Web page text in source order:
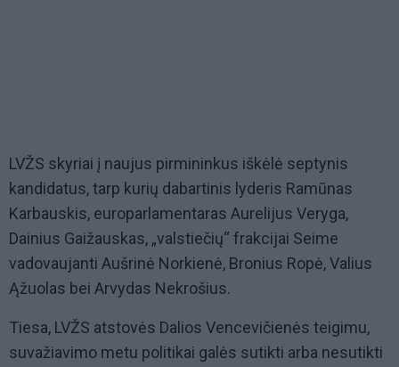
LVŽS skyriai į naujus pirmininkus iškėlė septynis
kandidatus, tarp kurių dabartinis lyderis Ramūnas
Karbauskis, europarlamentaras Aurelijus Veryga,
Dainius Gaižauskas, „valstiečių“ frakcijai Seime
vadovaujanti Aušrinė Norkienė, Bronius Ropė, Valius
Ąžuolas bei Arvydas Nekrošius.
Tiesa, LVŽS atstovės Dalios Vencevičienės teigimu,
suvažiavimo metu politikai galės sutikti arba nesutikti